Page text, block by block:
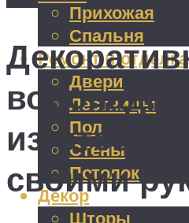
Прихожая
Спальня
Ремонт и отделка
Двери
Лестницы
Пол
Стены
Потолок
Декор
Шторы
водопад:
своими